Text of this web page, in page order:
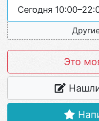
Сегодня
Это
Нашли